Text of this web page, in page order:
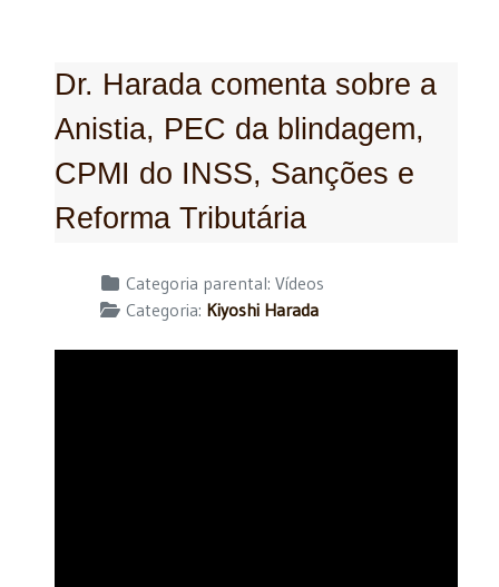
Dr. Harada comenta sobre a
Anistia, PEC da blindagem,
CPMI do INSS, Sanções e
Reforma Tributária
Detalhes Categoria parental: Vídeos
Categoria: Kiyoshi Harada